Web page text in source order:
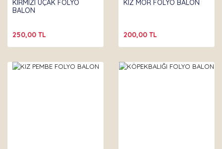
KIRMIZI UÇAK FOLYO
BALON
250,00 TL
KIZ MOR FOLYO BALON
200,00 TL